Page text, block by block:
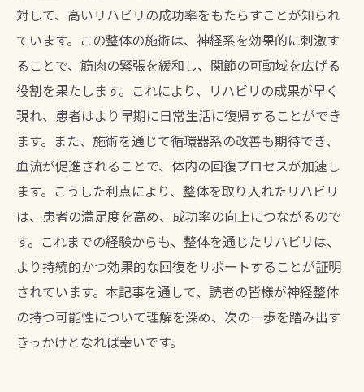
対して、高いリハビリの成功率をもたらすことが知られ
ています。この整体の施術は、神経系を効果的に刺激す
ることで、筋肉の緊張を緩和し、関節の可動域を広げる
役割を果たします。これにより、リハビリの成果が早く
現れ、患者はより早期に日常生活に復帰することができ
ます。また、施術を通じて循環器系の改善も期待でき、
血流が促進されることで、体内の回復プロセスが加速し
ます。こうした利点により、整体を取り入れたリハビリ
は、患者の満足度を高め、成功率の向上につながるので
す。これまでの経験からも、整体を通じたリハビリは、
より持続的かつ効果的な回復をサポートすることが証明
されています。本記事を通して、読者の皆様が神経整体
の持つ可能性について理解を深め、次の一歩を踏み出す
きっかけとなれば幸いです。